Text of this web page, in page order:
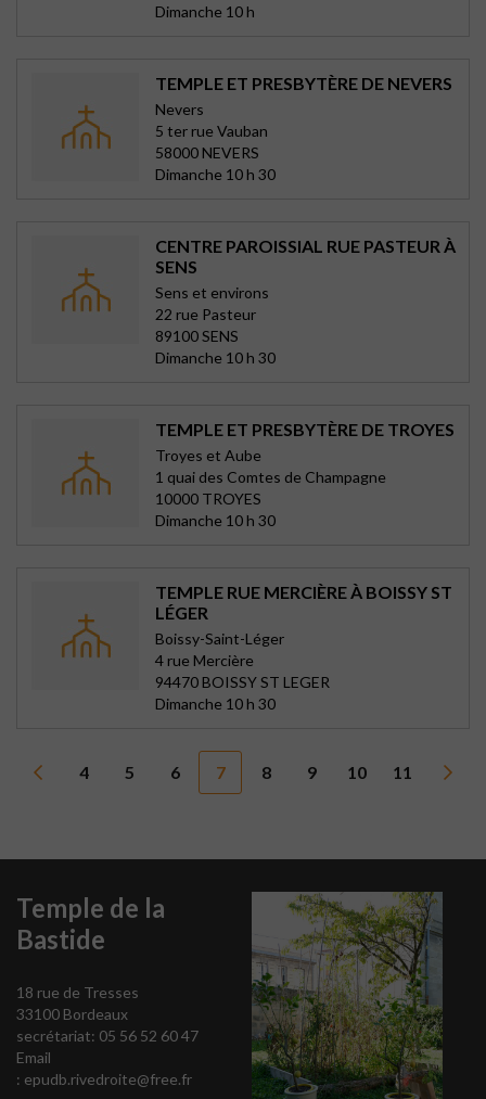
Dimanche 10 h
TEMPLE ET PRESBYTÈRE DE NEVERS
Nevers
5 ter rue Vauban
58000 NEVERS
Dimanche 10 h 30
CENTRE PAROISSIAL RUE PASTEUR À
SENS
Sens et environs
22 rue Pasteur
89100 SENS
Dimanche 10 h 30
TEMPLE ET PRESBYTÈRE DE TROYES
Troyes et Aube
1 quai des Comtes de Champagne
10000 TROYES
Dimanche 10 h 30
TEMPLE RUE MERCIÈRE À BOISSY ST
LÉGER
Boissy-Saint-Léger
4 rue Mercière
94470 BOISSY ST LEGER
Dimanche 10 h 30
4 5 6 7 8 9 10 11
Temple de la
Bastide
18 rue de Tresses
33100 Bordeaux
secrétariat: 05 56 52 60 47
Email
: epudb.rivedroite@free.fr